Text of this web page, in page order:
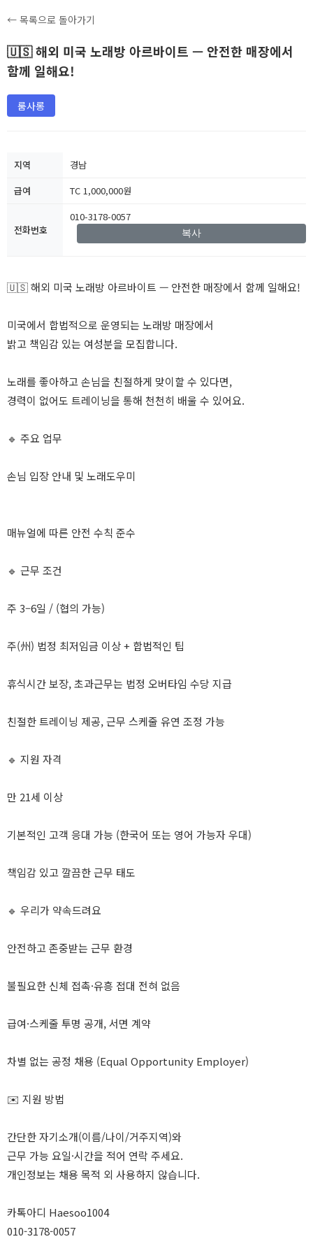
← 목록으로 돌아가기
🇺🇸 해외 미국 노래방 아르바이트 — 안전한 매장에서
함께 일해요!
룸사롱
지역
경남
급여
TC 1,000,000원
전화번호
010-3178-0057
복사
🇺🇸 해외 미국 노래방 아르바이트 — 안전한 매장에서 함께 일해요!
미국에서 합법적으로 운영되는 노래방 매장에서
밝고 책임감 있는 여성분을 모집합니다.
노래를 좋아하고 손님을 친절하게 맞이할 수 있다면,
경력이 없어도 트레이닝을 통해 천천히 배울 수 있어요.
🔹 주요 업무
손님 입장 안내 및 노래도우미
매뉴얼에 따른 안전 수칙 준수
🔹 근무 조건
주 3–6일 / (협의 가능)
주(州) 법정 최저임금 이상 + 합법적인 팁
휴식시간 보장, 초과근무는 법정 오버타임 수당 지급
친절한 트레이닝 제공, 근무 스케줄 유연 조정 가능
🔹 지원 자격
만 21세 이상
기본적인 고객 응대 가능 (한국어 또는 영어 가능자 우대)
책임감 있고 깔끔한 근무 태도
🔹 우리가 약속드려요
안전하고 존중받는 근무 환경
불필요한 신체 접촉·유흥 접대 전혀 없음
급여·스케줄 투명 공개, 서면 계약
차별 없는 공정 채용 (Equal Opportunity Employer)
✉️ 지원 방법
간단한 자기소개(이름/나이/거주지역)와
근무 가능 요일·시간을 적어 연락 주세요.
개인정보는 채용 목적 외 사용하지 않습니다.
카톡아디 Haesoo1004
010-3178-0057